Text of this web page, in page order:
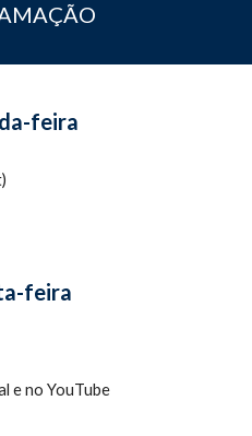
feira
feira
e no YouTube